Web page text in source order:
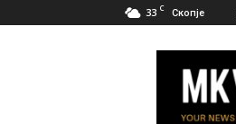
33 C Скопје
Вести